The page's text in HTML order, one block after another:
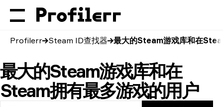
Profilerr Steam ID查找器 最大的Steam游戏库和在
最大的Steam游戏库和在
Steam拥有最多游戏的用户